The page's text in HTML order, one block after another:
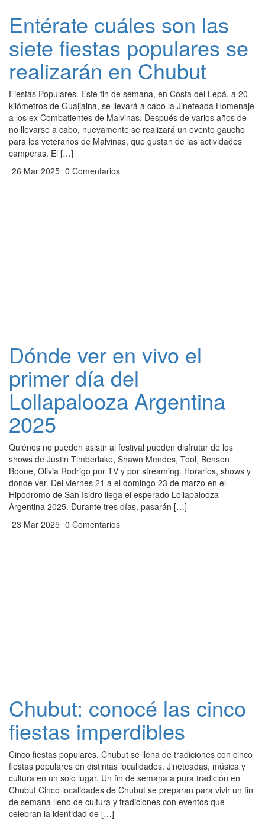
Entérate cuáles son las
siete fiestas populares se
realizarán en Chubut
Fiestas Populares. Este fin de semana, en Costa del Lepá, a 20
kilómetros de Gualjaina, se llevará a cabo la Jineteada Homenaje
a los ex Combatientes de Malvinas. Después de varios años de
no llevarse a cabo, nuevamente se realizará un evento gaucho
para los veteranos de Malvinas, que gustan de las actividades
camperas. El […]
26 Mar 2025 0 Comentarios
Dónde ver en vivo el
primer día del
Lollapalooza Argentina
2025
Quiénes no pueden asistir al festival pueden disfrutar de los
shows de Justin Timberlake, Shawn Mendes, Tool, Benson
Boone, Olivia Rodrigo por TV y por streaming. Horarios, shows y
donde ver. Del viernes 21 a el domingo 23 de marzo en el
Hipódromo de San Isidro llega el esperado Lollapalooza
Argentina 2025. Durante tres días, pasarán […]
23 Mar 2025 0 Comentarios
Chubut: conocé las cinco
fiestas imperdibles
Cinco fiestas populares. Chubut se llena de tradiciones con cinco
fiestas populares en distintas localidades. Jineteadas, música y
cultura en un solo lugar. Un fin de semana a pura tradición en
Chubut Cinco localidades de Chubut se preparan para vivir un fin
de semana lleno de cultura y tradiciones con eventos que
celebran la identidad de […]